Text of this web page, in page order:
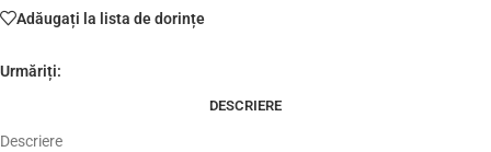
Adăugați la lista de dorințe
Urmăriți:
DESCRIERE
Descriere